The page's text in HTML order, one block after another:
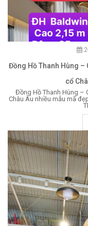
Đồng Hồ Thanh Hùng
cổ
Đồng Hồ Thanh Hùng –
Châu Âu nhiều mẫu mã